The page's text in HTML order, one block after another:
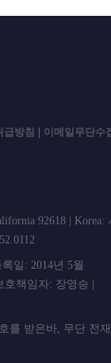
급방침 이메일무단수
co.,
92618 | Korea:
일: 2014년 5월
책임자: 장영승 |
를 받은바, 무단 전
합니